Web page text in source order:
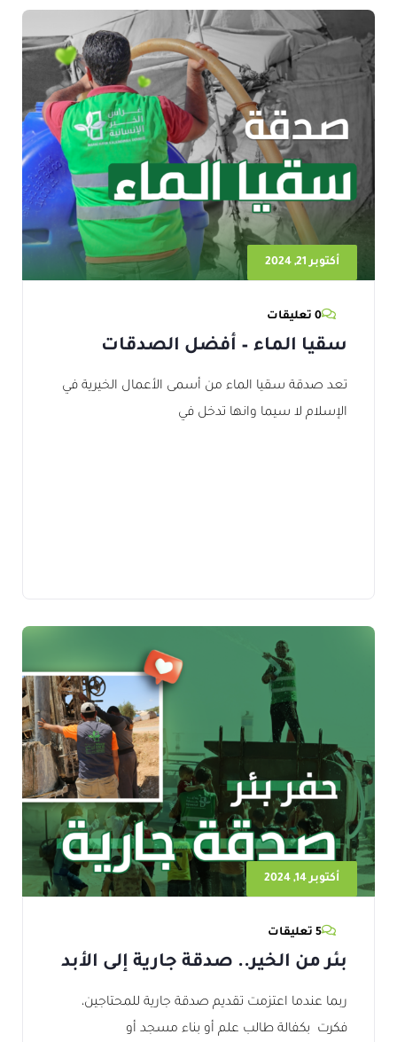
أكتوبر 21, 2024
0 تعليقات
سقيا الماء – أفضل الصدقات
تعد صدقة سقيا الماء من أسمى الأعمال الخيرية في
الإسلام لا سيما وانها تدخل في
أكتوبر 14, 2024
5 تعليقات
بئر من الخير.. صدقة جارية إلى الأبد
ربما عندما اعتزمت تقديم صدقة جارية للمحتاجين،
فكرت بكفالة طالب علم أو بناء مسجد أو